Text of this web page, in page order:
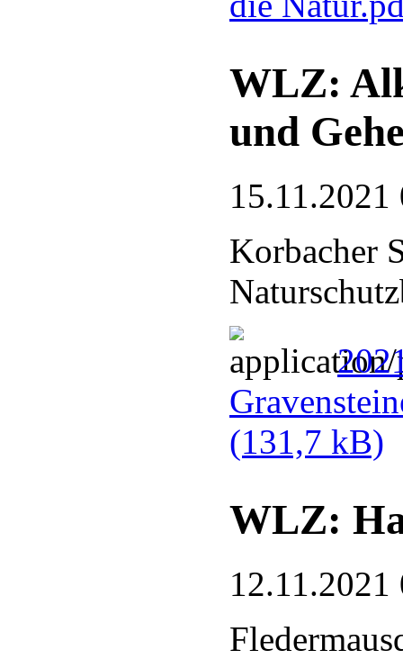
WLZ:
und
15.11.2021
Korbacher
(131,7 kB)
WLZ:
12.11.2021